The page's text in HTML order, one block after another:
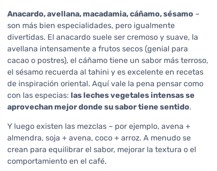
Anacardo, avellana, macadamia, cáñamo, sésamo –
son más bien especialidades, pero igualmente
divertidas. El anacardo suele ser cremoso y suave, la
avellana intensamente a frutos secos (genial para
cacao o postres), el cáñamo tiene un sabor más terroso,
el sésamo recuerda al tahini y es excelente en recetas
de inspiración oriental. Aquí vale la pena pensar como
con las especias: las leches vegetales intensas se
aprovechan mejor donde su sabor tiene sentido.
Y luego existen las mezclas – por ejemplo, avena +
almendra, soja + avena, coco + arroz. A menudo se
crean para equilibrar el sabor, mejorar la textura o el
comportamiento en el café.